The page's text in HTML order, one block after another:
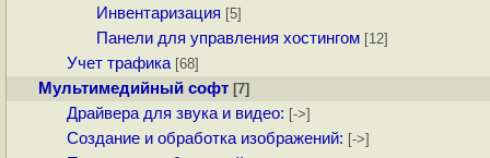
Инвентаризация [5]
Панели для управления хостингом [12]
Учет трафика [68]
Мультимедийный софт [7]
Драйвера для звука и видео: [->]
Создание и обработка изображений: [->]